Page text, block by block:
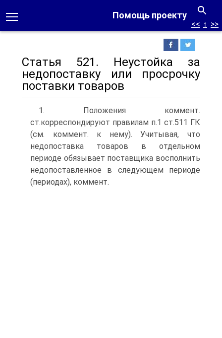
Помощь проекту
<< ↑ >>
Статья 521. Неустойка за
недопоставку или просрочку
поставки товаров
1. Положения коммент.
ст.корреспондируют правилам п.1 ст.511 ГК
(см. коммент. к нему). Учитывая, что
недопоставка товаров в отдельном
периоде обязывает поставщика восполнить
недопоставленное в следующем периоде
(периодах), коммент.